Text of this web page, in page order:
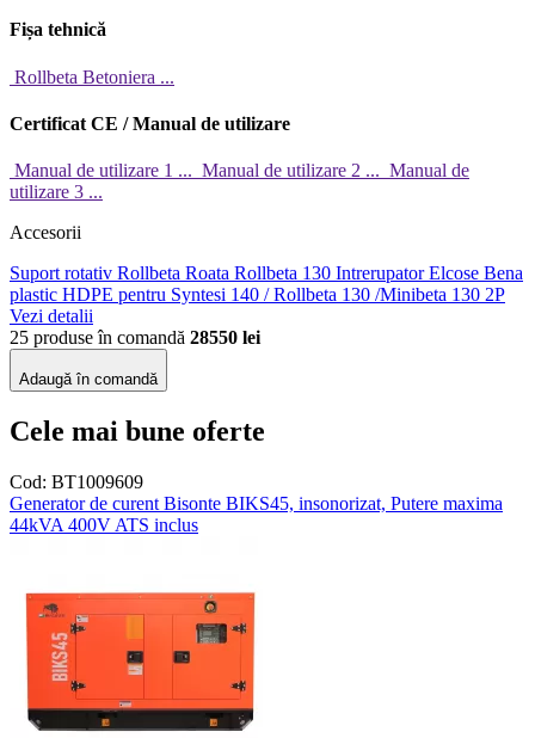
Fișa tehnică
Rollbeta Betoniera ...
Certificat CE / Manual de utilizare
Manual de utilizare 1 ... Manual de utilizare 2 ... Manual de
utilizare 3 ...
Accesorii
Suport rotativ Rollbeta Roata Rollbeta 130 Intrerupator Elcose Bena
plastic HDPE pentru Syntesi 140 / Rollbeta 130 /Minibeta 130 2P
Vezi detalii
25 produse în comandă 28550 lei
Adaugă în comandă
Cele mai bune oferte
Cod: BT1009609
Generator de curent Bisonte BIKS45, insonorizat, Putere maxima
44kVA 400V ATS inclus